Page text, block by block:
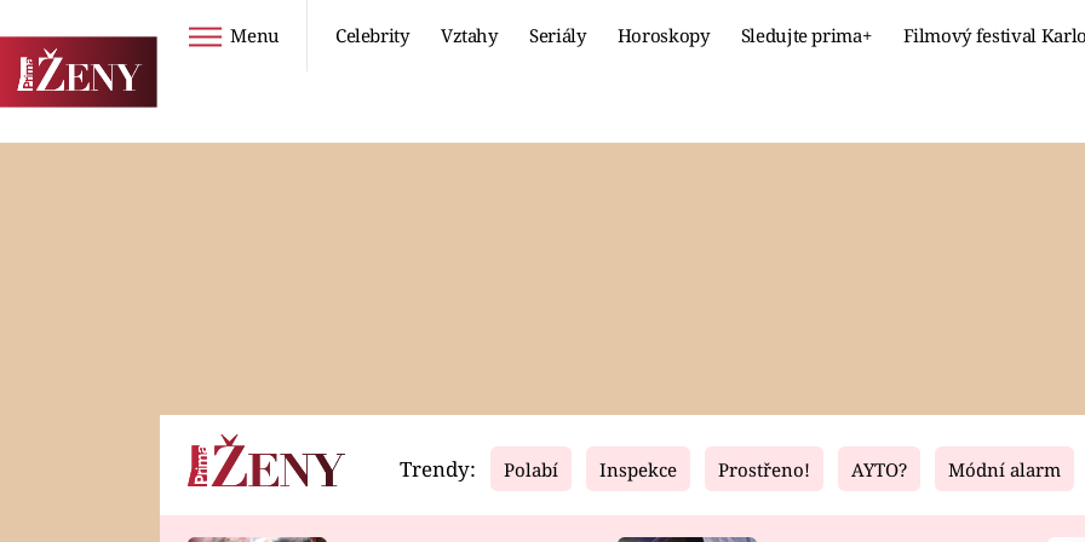
Menu Celebrity Vztahy Seriály Horoskopy Sledujte prima+ Filmový festival
Horoskopy Video Fresh Living
Trendy: Polabí Inspekce Prostřeno! AYTO? Módní alarm